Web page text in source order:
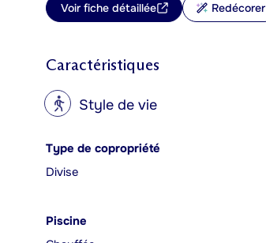
Voir fiche détaillée Redécorer
Caractéristiques
? Style de vie
Type de copropriété
Divise
Piscine